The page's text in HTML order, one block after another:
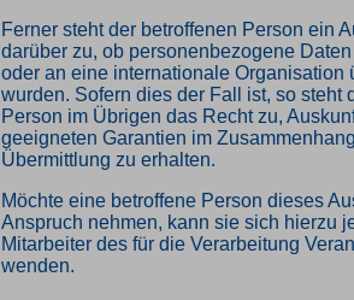
Ferner steht der betroffenen Person ein
darüber zu, ob personenbezogene
oder an eine internationale Organisation
wurden. Sofern dies der Fall ist, so steht
Person im Übrigen das Recht zu,
geeigneten Garantien im
Übermittlung zu erhalten.
Möchte eine betroffene Person dieses
Anspruch nehmen, kann sie sich hierzu
Mitarbeiter des für die Verarbeitung
wenden.